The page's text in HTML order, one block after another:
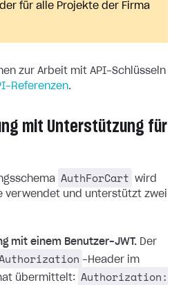
für alle Projekte der Firma
zur Arbeit mit API-Schlüsseln
Referenzen.
mit Unterstützung für
AuthForCart
wird
verwendet und unterstützt zwei
mit einem Benutzer-JWT. Der
-Header im
übermittelt:
Authorization: